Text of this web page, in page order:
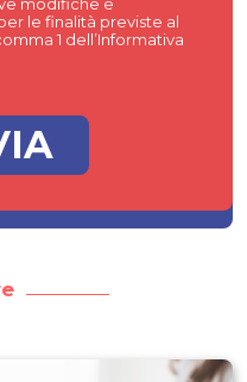
le finalità previste al
1 dell’Informativa